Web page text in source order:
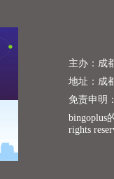
主办：成
地址：成
免责申明
bingoplus
rights